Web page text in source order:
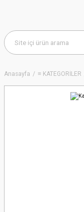
Anasayfa ≡ KATEGORİLER